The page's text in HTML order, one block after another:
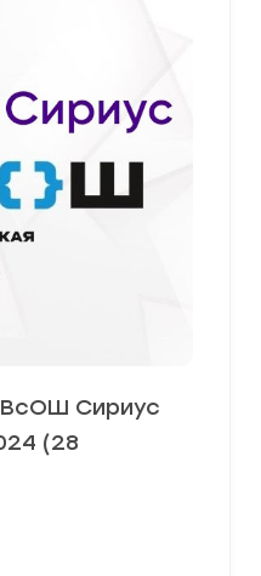
ВсОШ Сириус
(28